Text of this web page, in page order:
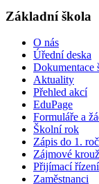
Základní škola
O nás
Úřední deska
Dokumentace
Aktuality
Přehled akcí
EduPage
Formuláře a
Školní rok
Zápis do 1.
Zájmové
Přijímací
Zaměstnanci